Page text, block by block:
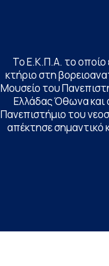
Το Ε.Κ.Π.Α. το οποίο
κτήριο στη
Μουσείο του
Ελλάδας Όθωνα και
Πανεπιστήμιο του
απέκτησε σημαντικό